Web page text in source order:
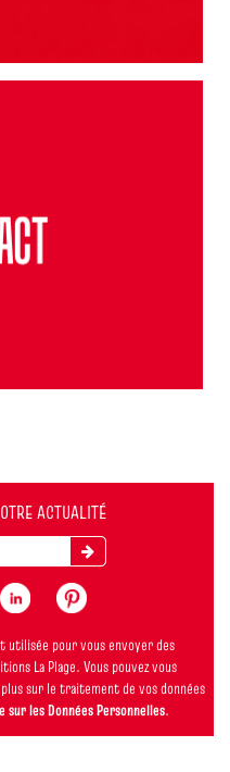
ACTUALITÉ
utilisée pour vous envoyer des
La Plage. Vous pouvez vous
sur le traitement de vos données
sur les Données Personnelles.